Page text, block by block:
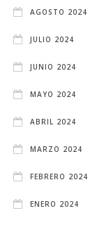
AGOSTO 2024
JULIO 2024
JUNIO 2024
MAYO 2024
ABRIL 2024
MARZO 2024
FEBRERO 2024
ENERO 2024